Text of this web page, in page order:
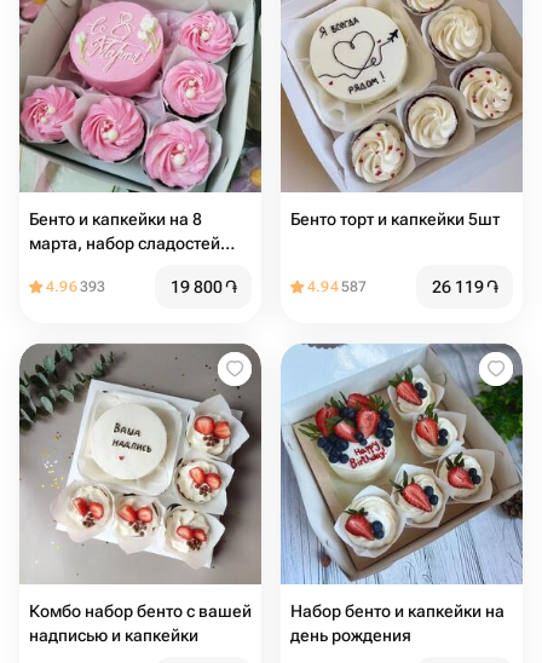
Бенто и капкейки на 8
марта, набор сладостей
бабушке
4.96393 19 800֏
Бенто торт и капкейки 5шт
4.94587 26 119֏
Комбо набор бенто с вашей
надписью и капкейки
Набор бенто и капкейки на
день рождения